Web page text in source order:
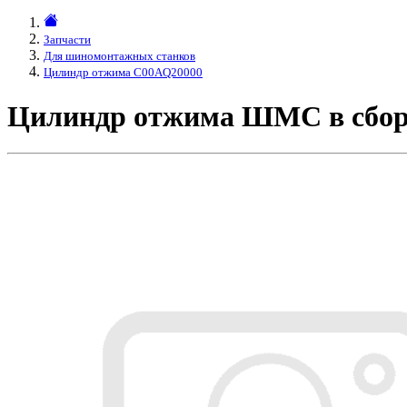
Запчасти
Для шиномонтажных станков
Цилиндр отжима C00AQ20000
Цилиндр отжима ШМС в